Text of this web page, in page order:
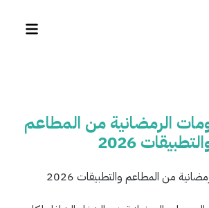
الرمضانية من المطاعم
2026